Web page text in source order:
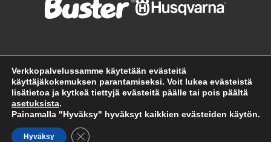
Verkkopalvelussamme käytetään evästeitä
käyttäjäkokemuksen parantamiseksi. Voit lukea evästeistä
lisätietoa ja kytkeä tiettyjä evästeitä päälle tai pois päältä
asetuksista.
Painamalla "Hyväksy" hyväksyt kaikkien evästeiden käytön.
Hyväksy SULJE EVÄSTEBANNERI